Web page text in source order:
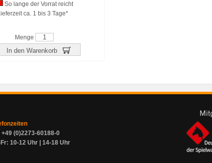
So lange der Vorrat reicht
ca. 1 bis 3 Tage*
Menge
In den Warenkorb
+49 (0)2273-60188-0
Fr: 10-12 Uhr | 14-18 Uhr